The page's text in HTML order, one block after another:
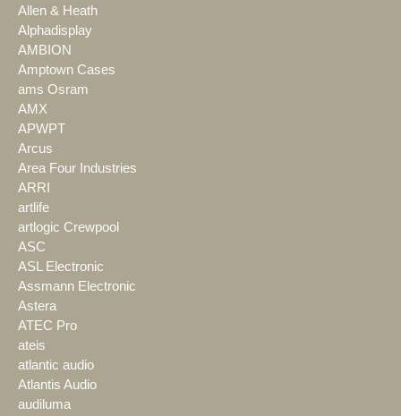
Allen & Heath
Alphadisplay
AMBION
Amptown Cases
ams Osram
AMX
APWPT
Arcus
Area Four Industries
ARRI
artlife
artlogic Crewpool
ASC
ASL Electronic
Assmann Electronic
Astera
ATEC Pro
ateis
atlantic audio
Atlantis Audio
audiluma